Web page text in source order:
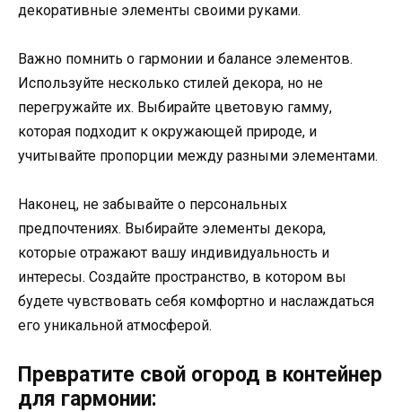
декоративные элементы своими руками.
Важно помнить о гармонии и балансе элементов.
Используйте несколько стилей декора, но не
перегружайте их. Выбирайте цветовую гамму,
которая подходит к окружающей природе, и
учитывайте пропорции между разными элементами.
Наконец, не забывайте о персональных
предпочтениях. Выбирайте элементы декора,
которые отражают вашу индивидуальность и
интересы. Создайте пространство, в котором вы
будете чувствовать себя комфортно и наслаждаться
его уникальной атмосферой.
Превратите свой огород в контейнер
для гармонии: